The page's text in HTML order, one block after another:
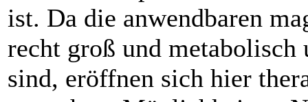
ist. Da die anwendbaren
recht groß und metabolisch
sind, eröffnen sich hier